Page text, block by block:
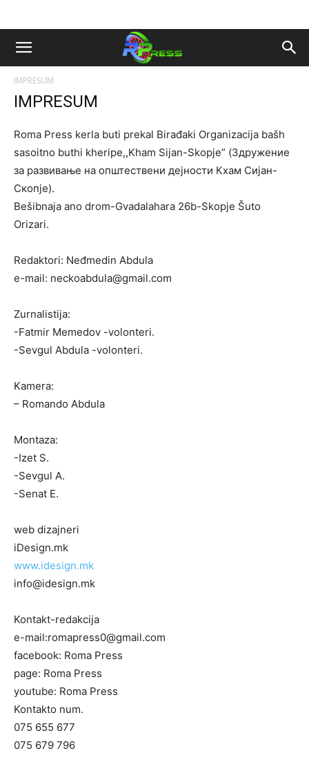
IMPRESUM
IMPRESUM
Roma Press kerla buti prekal Birađaki Organizacija bašh
sasoitno buthi kheripe,,Kham Sijan-Skopje” (Здружение
за развивање на општествени дејности Кхам Сијан-
Скопје).
Bešibnaja ano drom-Gvadalahara 26b-Skopje Šuto
Orizari.
Redaktori: Neđmedin Abdula
e-mail: neckoabdula@gmail.com
Zurnalistija:
-Fatmir Memedov -volonteri.
-Sevgul Abdula -volonteri.
Kamera:
– Romando Abdula
Montaza:
-Izet S.
-Sevgul A.
-Senat E.
web dizajneri
iDesign.mk
www.idesign.mk
info@idesign.mk
Kontakt-redakcija
e-mail:romapress0@gmail.com
facebook: Roma Press
page: Roma Press
youtube: Roma Press
Kontakto num.
075 655 677
075 679 796